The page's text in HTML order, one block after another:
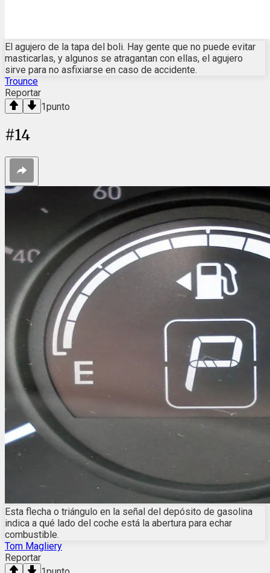
El agujero de la tapa del boli. Hay gente que no puede evitar
masticarlas, y algunos se atragantan con ellas, el agujero
sirve para no asfixiarse en caso de accidente.
Trounce
Reportar
1punto
#14
Esta flecha o triángulo en la señal del depósito de gasolina
indica a qué lado del coche está la abertura para echar
combustible.
Tom Magliery
Reportar